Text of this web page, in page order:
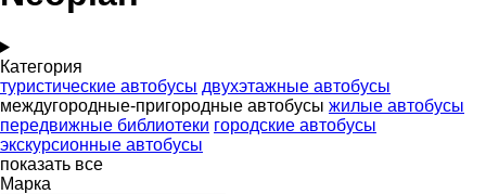
Категория
туристические автобусы двухэтажные автобусы
междугородные-пригородные автобусы жилые автобусы
передвижные библиотеки городские автобусы
экскурсионные автобусы
показать все
Марка